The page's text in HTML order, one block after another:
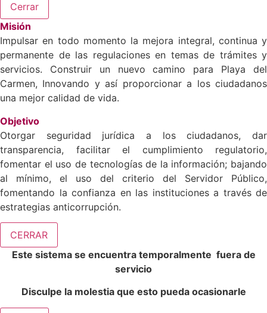
Cerrar
Misión
Impulsar en todo momento la mejora integral, continua y
permanente de las regulaciones en temas de trámites y
servicios. Construir un nuevo camino para Playa del
Carmen, Innovando y así proporcionar a los ciudadanos
una mejor calidad de vida.
Objetivo
Otorgar seguridad jurídica a los ciudadanos, dar
transparencia, facilitar el cumplimiento regulatorio,
fomentar el uso de tecnologías de la información; bajando
al mínimo, el uso del criterio del Servidor Público,
fomentando la confianza en las instituciones a través de
estrategias anticorrupción.
CERRAR
Este sistema se encuentra temporalmente fuera de
servicio
Disculpe la molestia que esto pueda ocasionarle